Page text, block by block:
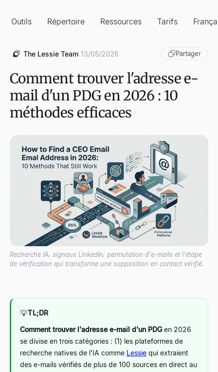
Outils Répertoire Ressources Tarifs
The Lessie Team 13/05/2026 Partager
Comment trouver l'adresse e-
mail d'un PDG en 2026 : 10
méthodes efficaces
Recherche IA, signaux LinkedIn, permutation d'e-mails et l'étape
de vérification qui transforme une supposition en contact vérifié.
💡TL;DR
Comment trouver l'adresse e-mail d'un PDGen 2026
se divise en trois catégories : (1) les plateformes de
recherche natives de l'IA comme Lessie qui extraient
des e-mails vérifiés de plus de 100 sources en direct au